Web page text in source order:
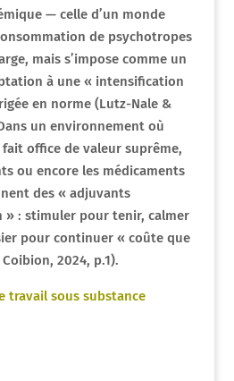
— celle d’un monde
de psychotropes
mais s’impose comme un
à une « intensification
en norme (Lutz-Nale &
un environnement où
office de valeur suprême,
ou encore les médicaments
des « adjuvants
» : stimuler pour tenir, calmer
pour continuer « coûte que
2024, p.1).
travail sous substance